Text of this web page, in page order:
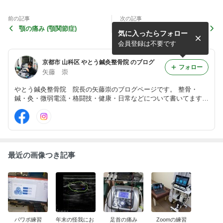
前の記事
顎の痛み (顎関節症)
次の記事
今日も働いてくれました。#
微弱電流治療器#エレサス#
怪我を治す#やとう鍼灸整骨
院...
京都市 山科区 やとう鍼灸整骨院 のブログ
矢藤 崇
やとう鍼灸整骨院 院長の矢藤崇のブログページです。 整骨・
鍼・灸・微弱電流・格闘技・健康・日常などについて書いてます。
やとう鍼灸整骨院 京都市山科区 地下鉄東西線椥辻駅より北へ徒
歩5分。 (お車は近隣スーパーのコインパーキングへお願いしま
す。)
気に入ったらフォロー
会員登録は不要です
フォロー
最近の画像つき記事
パワポ練習 年末の怪我にお 足首の痛み Zoomの練習